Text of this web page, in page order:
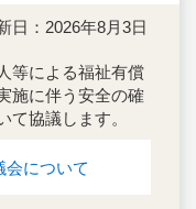
日：2026年8月3日
等による福祉有償
施に伴う安全の確
て協議します。
会について